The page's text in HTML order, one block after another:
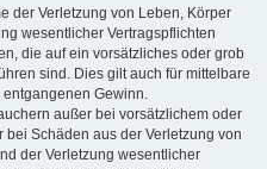
der Verletzung von Leben, Körper
wesentlicher Vertragspflichten
die auf ein vorsätzliches oder grob
sind. Dies gilt auch für mittelbare
Gewinn.
außer bei vorsätzlichem oder
Schäden aus der Verletzung von
der Verletzung wesentlicher